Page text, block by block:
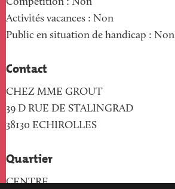
Compétition : Non
Activités vacances : Non
Public en situation de handicap : Non
Contact
CHEZ MME GROUT
39 D RUE DE STALINGRAD
38130 ECHIROLLES
Quartier
CENTRE